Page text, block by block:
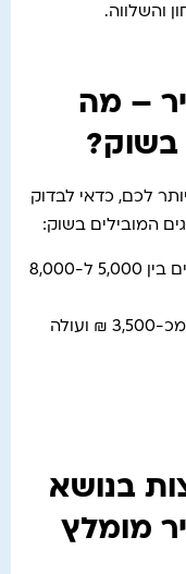
והשלווה.
– מה
בשוק?
לכם, כדאי לבדוק
המובילים בשוק:
– מחירים נעים בין 5,000 ל-8,000
– המחיר מתחיל מכ-3,500 ₪ ועולה
בנושא
מומלץ